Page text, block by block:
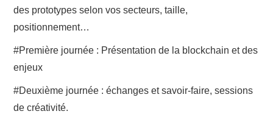
des prototypes selon vos secteurs, taille,
positionnement…
#Première journée : Présentation de la blockchain et des
enjeux
#Deuxième journée : échanges et savoir-faire, sessions
de créativité.